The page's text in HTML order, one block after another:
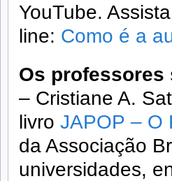
YouTube.
line: Como é a
Os professores
– Cristiane A.
livro JAPOP – O
da Associação
universidades,